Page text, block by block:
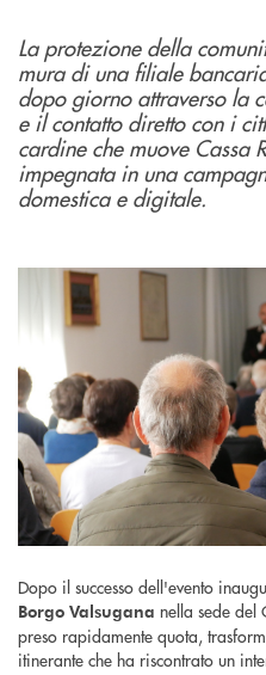
La protezione della
mura di una filiale
dopo giorno attraverso la
e il contatto diretto con i
cardine che muove Cassa
impegnata in una
domestica e digitale.
Dopo il successo dell'evento
Borgo Valsugana nella sede del
preso rapidamente quota,
itinerante che ha riscontrato un